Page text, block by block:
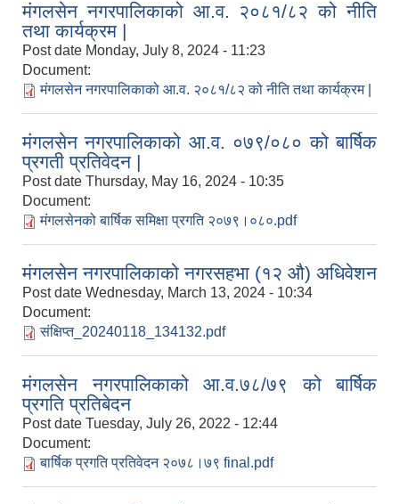
मंगलसेन नगरपालिकाको आ.व. २०८१/८२ को नीति
तथा कार्यक्रम |
Post date Monday, July 8, 2024 - 11:23
Document:
मंगलसेन नगरपालिकाको आ.व. २०८१/८२ को नीति तथा कार्यक्रम |
मंगलसेन नगरपालिकाको आ.व. ०७९/०८० को बार्षिक
प्रगती प्रतिवेदन |
Post date Thursday, May 16, 2024 - 10:35
Document:
मंगलसेनको बार्षिक समिक्षा प्रगति २०७९।०८०.pdf
मंगलसेन नगरपालिकाको नगरसहभा (१२ औ) अधिवेशन
Post date Wednesday, March 13, 2024 - 10:34
Document:
संक्षिप्त_20240118_134132.pdf
मंगलसेन नगरपालिकाको आ.व.७८/७९ को बार्षिक
प्रगति प्रतिबेदन
Post date Tuesday, July 26, 2022 - 12:44
Document:
बार्षिक प्रगति प्रतिवेदन २०७८।७९ final.pdf